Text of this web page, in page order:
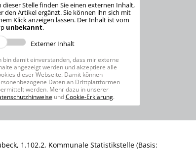
dieser Stelle finden Sie einen externen Inhalt,
den Artikel ergänzt. Sie können ihn sich mit
Klick anzeigen lassen. Der Inhalt ist vom
unbekannt.
Externer Inhalt
bin damit einverstanden, dass mir externe
angezeigt werden und akzeptiere alle
dieser Webseite. Damit können
Daten an Drittplattformen
werden. Mehr dazu in unserer
undCookie-Erklärung.
1.102.2, Kommunale Statistikstelle (Basis: